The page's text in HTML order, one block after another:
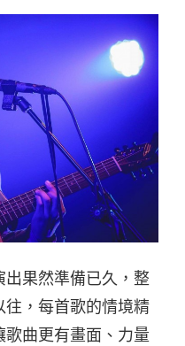
果然準備已久，整
，每首歌的情境精
曲更有畫面、力量